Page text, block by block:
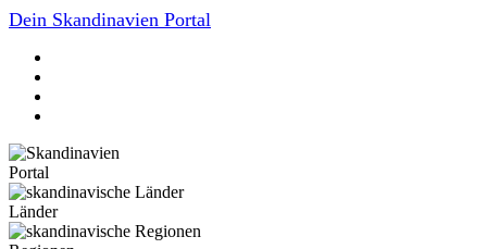
Dein Skandinavien Portal
Portal
Länder